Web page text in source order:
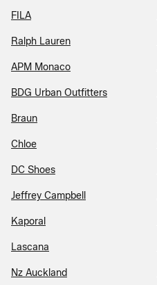
FILA
Ralph Lauren
APM Monaco
BDG Urban Outfitters
Braun
Chloe
DC Shoes
Jeffrey Campbell
Kaporal
Lascana
Nz Auckland